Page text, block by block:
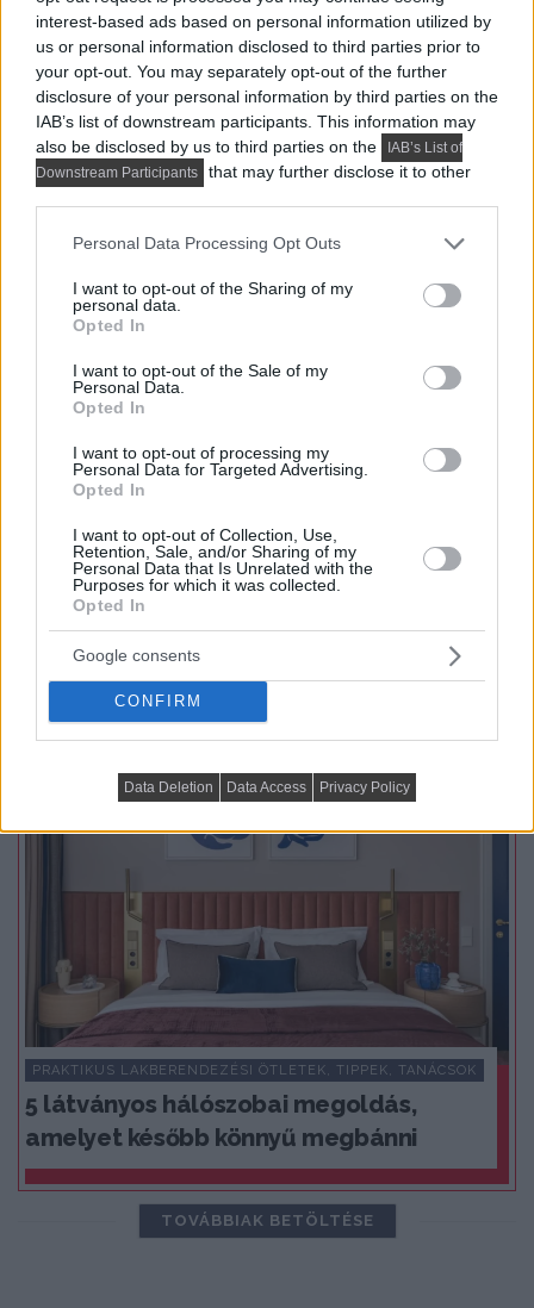
interest-based ads based on personal information utilized by
us or personal information disclosed to third parties prior to
your opt-out. You may separately opt-out of the further
disclosure of your personal information by third parties on the
IAB’s list of downstream participants. This information may
also be disclosed by us to third parties on the
IAB’s List of
Downstream Participants
that may further disclose it to other
Please note that this website/app uses one or more Google
not limited to your visit or usage behaviour. You may click to
grant or deny consent to Google and its third-party tags to
use your data for below specified purposes in below Google
consent section.
Personal Data Processing Opt Outs
I want to opt-out of the Sharing of my
personal data.
Opted In
I want to opt-out of the Sale of my
Personal Data.
Opted In
I want to opt-out of processing my
Personal Data for Targeted Advertising.
Opted In
I want to opt-out of Collection, Use,
Retention, Sale, and/or Sharing of my
Personal Data that Is Unrelated with the
Purposes for which it was collected.
Opted In
Google consents
CONFIRM
Data Deletion Data Access Privacy Policy
Milyen légkondik érhetők el a mai piacon?
hőmérsékletének szabályozása már az alapvető
komfort és a hatékony...
TOVÁBBIAK BETÖLTÉSE
Praktikus lakberendezési ötletek
PRAKTIKUS LAKBERENDEZÉSI ÖTLETEK, TIPPEK, TANÁCSOK
5 látványos hálószobai megoldás,
amelyet később könnyű megbánni
TOVÁBBIAK BETÖLTÉSE